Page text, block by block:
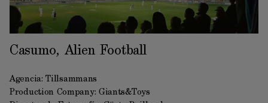
Casumo, Alien Football
Agencia:Tillsammans
Production Company: Giants&Toys